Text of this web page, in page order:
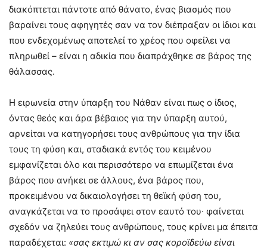
διακόπτεται πάντοτε από θάνατο, ένας βιασμός που
βαραίνει τους αφηγητές σαν να τον διέπραξαν οι ίδιοι και
που ενδεχομένως αποτελεί το χρέος που οφείλει να
πληρωθεί – είναι η αδικία που διαπράχθηκε σε βάρος της
θάλασσας.
Η ειρωνεία στην ύπαρξη του Νάθαν είναι πως ο ίδιος,
όντας θεός και άρα βέβαιος για την ύπαρξη αυτού,
αρνείται να κατηγορήσει τους ανθρώπους για την ίδια
τους τη φύση και, σταδιακά εντός του κειμένου
εμφανίζεται όλο και περισσότερο να επωμίζεται ένα
βάρος που ανήκει σε άλλους, ένα βάρος που,
προκειμένου να δικαιολογήσει τη θεϊκή φύση του,
αναγκάζεται να το προσάψει στον εαυτό του∙ φαίνεται
σχεδόν να ζηλεύει τους ανθρώπους, τους κρίνει μα έπειτα
παραδέχεται: «σας εκτιμώ κι αν σας κοροϊδεύω είναι